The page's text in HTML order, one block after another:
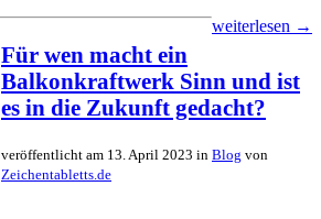
weiterlesen →
Für wen macht ein
Balkonkraftwerk Sinn und ist
es in die Zukunft gedacht?
veröffentlicht am 13. April 2023 in Blog von
Zeichentabletts.de